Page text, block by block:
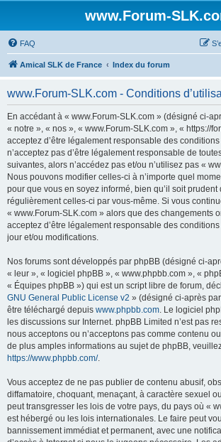
www.Forum-
FAQ
Amical SLK de France Index du forum
www.Forum-SLK.com - Conditions
En accédant à « www.Forum-SLK.com » (désigné ci-
« notre », « nos », « www.Forum-SLK.com », « https://
acceptez d’être légalement responsable des
n’acceptez pas d’être légalement responsable de
suivantes, alors n’accédez pas et/ou n’utilisez pas «
Nous pouvons modifier celles-ci à n’importe quel
pour que vous en soyez informé, bien qu’il soit prudent
régulièrement celles-ci par vous-même. Si vous
« www.Forum-SLK.com » alors que des changements
acceptez d’être légalement responsable des
jour et/ou modifications.
Nos forums sont développés par phpBB (désigné ci-
« leur », « logiciel phpBB », « www.phpbb.com », «
« Équipes phpBB ») qui est un script libre de forum,
GNU General Public License v2 » (désigné ci-après
être téléchargé depuis www.phpbb.com. Le logiciel
les discussions sur Internet. phpBB Limited n’est pas
nous acceptons ou n’acceptons pas comme contenu
de plus amples informations au sujet de phpBB,
https://www.phpbb.com/.
Vous acceptez de ne pas publier de contenu abusif,
diffamatoire, choquant, menaçant, à caractère sexuel
peut transgresser les lois de votre pays, du pays où «
est hébergé ou les lois internationales. Le faire peut
bannissement immédiat et permanent, avec une